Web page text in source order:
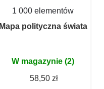
1 000 elementów
Mapa polityczna świata
W magazynie (2)
58,50 zł